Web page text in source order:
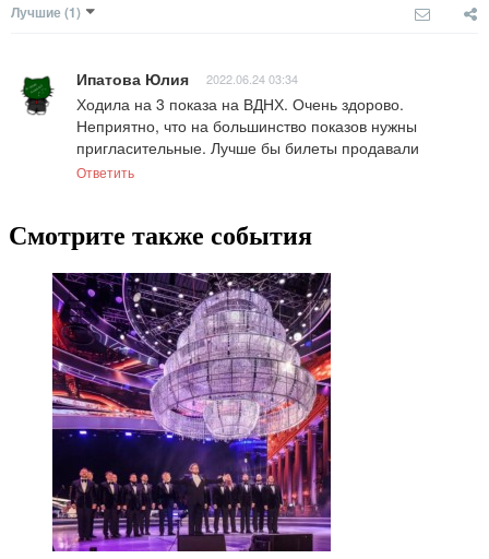
Лучшие (1)
Ипатова Юлия 2022.06.24 03:34
Ходила на 3 показа на ВДНХ. Очень здорово.
Неприятно, что на большинство показов нужны
пригласительные. Лучше бы билеты продавали
Ответить
Смотрите также события